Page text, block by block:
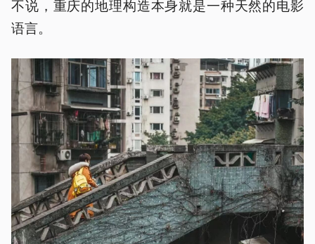
不说，重庆的地理构造本身就是一种天然的电影
语言。